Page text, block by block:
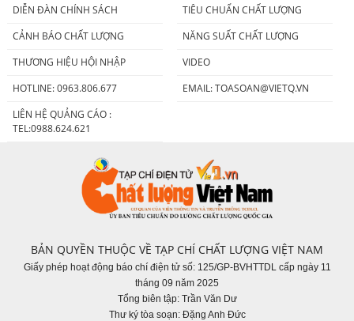
DIỄN ĐÀN CHÍNH SÁCH
TIÊU CHUẨN CHẤT LƯỢNG
CẢNH BÁO CHẤT LƯỢNG
NĂNG SUẤT CHẤT LƯỢNG
THƯƠNG HIỆU HỘI NHẬP
VIDEO
HOTLINE: 0963.806.677
EMAIL:TOASOAN@VIETQ.VN
LIÊN HỆ QUẢNG CÁO :
TEL:0988.624.621
BẢN QUYỀN THUỘC VỀ TẠP CHÍ CHẤT LƯỢNG VIỆT NAM
Giấy phép hoạt động báo chí điện tử số: 125/GP-BVHTTDL cấp ngày 11
tháng 09 năm 2025
Tổng biên tập: Trần Văn Dư
Thư ký tòa soạn: Đặng Anh Đức